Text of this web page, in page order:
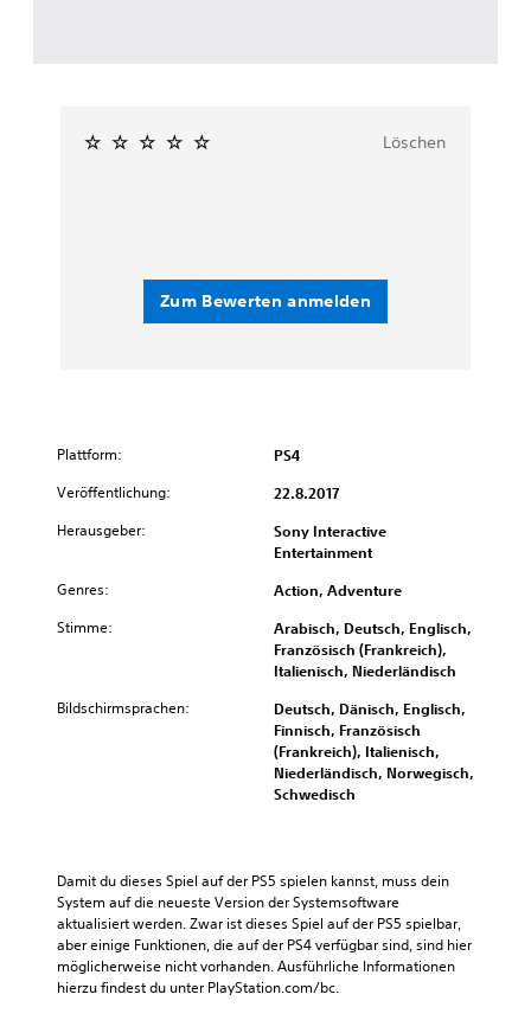
Zum Bewerten anmelden
Löschen
Plattform: PS4
Veröffentlichung: 22.8.2017
Herausgeber:
Sony Interactive
Entertainment
Genres: Action, Adventure
Stimme:
Arabisch, Deutsch, Englisch,
Französisch (Frankreich),
Italienisch, Niederländisch
Bildschirmsprachen:
Deutsch, Dänisch, Englisch,
Finnisch, Französisch
(Frankreich), Italienisch,
Niederländisch, Norwegisch,
Schwedisch
Damit du dieses Spiel auf der PS5 spielen kannst, muss dein
System auf die neueste Version der Systemsoftware
aktualisiert werden. Zwar ist dieses Spiel auf der PS5 spielbar,
aber einige Funktionen, die auf der PS4 verfügbar sind, sind hier
möglicherweise nicht vorhanden. Ausführliche Informationen
hierzu findest du unter PlayStation.com/bc.